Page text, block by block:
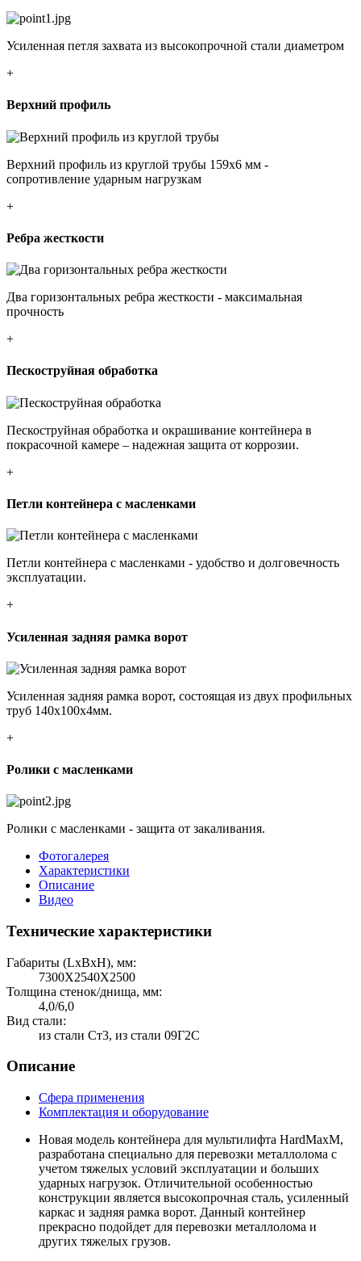
Усиленная петля захвата из высокопрочной стали диаметром
+
Верхний профиль
Верхний профиль из круглой трубы 159х6 мм -
сопротивление ударным нагрузкам
+
Ребра жесткости
Два горизонтальных ребра жесткости - максимальная
прочность
+
Пескоструйная обработка
Пескоструйная обработка и окрашивание контейнера в
покрасочной камере – надежная защита от коррозии.
+
Петли контейнера с масленками
Петли контейнера с масленками - удобство и долговечность
эксплуатации.
+
Усиленная задняя рамка ворот
Усиленная задняя рамка ворот, состоящая из двух профильных
труб 140х100х4мм.
+
Ролики с масленками
Ролики с масленками - защита от закаливания.
Фотогалерея
Характеристики
Описание
Видео
Технические характеристики
Габариты (LхBхH), мм:
7300Х2540Х2500
Толщина стенок/днища, мм:
4,0/6,0
Вид стали:
из стали Ст3, из стали 09Г2С
Описание
Сфера применения
Комплектация и оборудование
Новая модель контейнера для мультилифта HardMaxМ,
разработана специально для перевозки металлолома с
учетом тяжелых условий эксплуатации и больших
ударных нагрузок. Отличительной особенностью
конструкции является высокопрочная сталь, усиленный
каркас и задняя рамка ворот. Данный контейнер
прекрасно подойдет для перевозки металлолома и
других тяжелых грузов.